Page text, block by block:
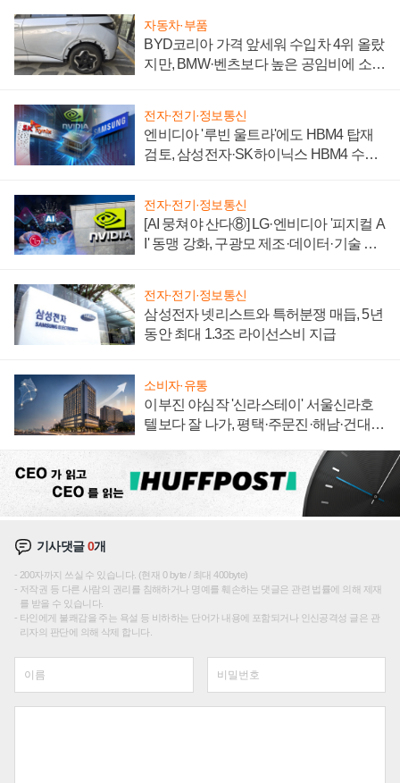
자동차·부품
BYD코리아 가격 앞세워 수입차 4위 올랐
지만, BMW·벤츠보다 높은 공임비에 소비
전자·전기·정보통신
엔비디아 '루빈 울트라'에도 HBM4 탑재
검토, 삼성전자·SK하이닉스 HBM4 수율
전자·전기·정보통신
[AI 뭉쳐야 산다⑧] LG·엔비디아 '피지컬 A
I' 동맹 강화, 구광모 제조·데이터·기술 결
전자·전기·정보통신
삼성전자 넷리스트와 특허분쟁 매듭, 5년
동안 최대 1.3조 라이선스비 지급
소비자·유통
이부진 야심작 '신라스테이' 서울신라호
텔보다 잘 나가, 평택·주문진·해남·건대로
기사댓글0개
200자까지 쓰실 수 있습니다. (현재 0 byte / 최대 400byte)
저작권 등 다른 사람의 권리를 침해하거나 명예를 훼손하는 댓글은 관련 법률에 의해 제재
를 받을 수 있습니다.
타인에게 불쾌감을 주는 욕설 등 비하하는 단어가 내용에 포함되거나 인신공격성 글은 관
리자의 판단에 의해 삭제 합니다.